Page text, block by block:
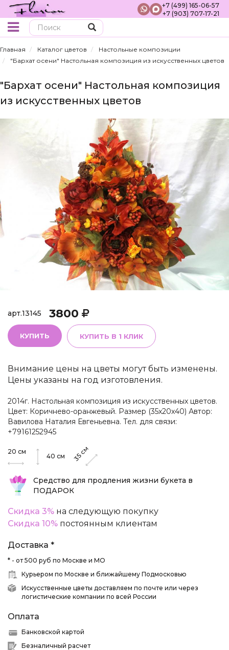
+7 (499) 165-06-57
+7 (903) 707-17-21
Главная Каталог цветов
Настольные композиции
"Бархат осени" Настольная композиция из искусственных цветов
"Бархат осени" Настольная композиция
из искусственных цветов
арт.13145 3800
КУПИТЬ КУПИТЬ В 1 КЛИК
Внимание цены на цветы могут быть изменены.
Цены указаны на год изготовления.
2014г. Настольная композиция из искусственных цветов.
Цвет: Коричнево-оранжевый. Размер (35х20х40) Автор:
Вавилова Наталия Евгеньевна. Тел. для связи:
+79161252945
20 см
40 см 35см
Средство для продления жизни букета в
ПОДАРОК
Скидка 3% на следующую покупку
Скидка 10% постоянным клиентам
Доставка *
* - от 500 руб по Москве и МО
Курьером по Москве и ближайшему Подмосковью
Искусственные цветы доставляем по почте или через
логистические компании по всей России
Оплата
Банковской картой
Безналичный расчет